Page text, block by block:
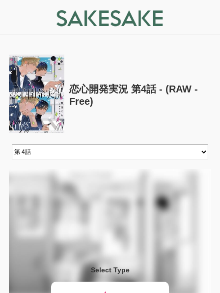
恋心開発実況 第4話 - (RAW -
Free)
Select Type